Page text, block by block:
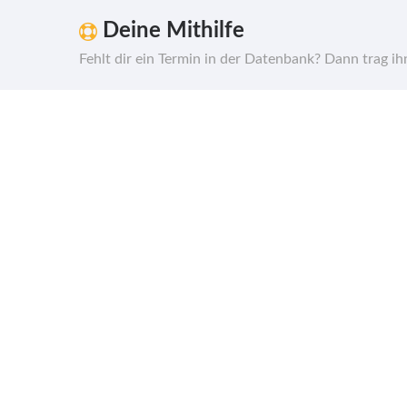
Deine Mithilfe
Fehlt dir ein Termin in der Datenbank? Dann trag